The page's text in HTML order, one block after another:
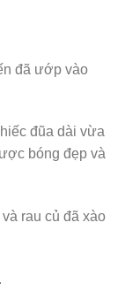
đã ướp vào
đũa dài vừa
bóng đẹp và
rau củ đã xào